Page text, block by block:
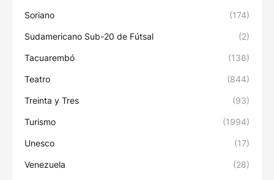
Soriano (174)
Sudamericano Sub-20 de Fútsal (2)
Tacuarembó (138)
Teatro (844)
Treinta y Tres (93)
Turismo (1994)
Unesco (17)
Venezuela (28)